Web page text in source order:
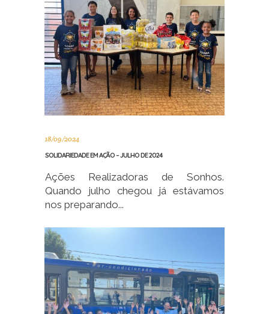
18/09/2024
SOLIDARIEDADE EM AÇÃO – JULHO DE 2024
Ações Realizadoras de Sonhos.
Quando julho chegou já estávamos
nos preparando...